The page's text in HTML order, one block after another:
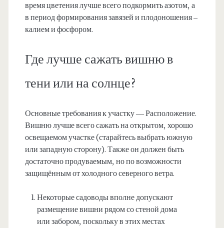
время цветения лучше всего подкормить азотом, а
в период формирования завязей и плодоношения –
калием и фосфором.
Где лучше сажать вишню в
тени или на солнце?
Основные требования к участку — Расположение.
Вишню лучше всего сажать на открытом, хорошо
освещаемом участке (старайтесь выбрать южную
или западную сторону). Также он должен быть
достаточно продуваемым, но по возможности
защищённым от холодного северного ветра.
Некоторые садоводы вполне допускают
размещение вишни рядом со стеной дома
или забором, поскольку в этих местах